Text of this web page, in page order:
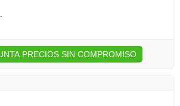
PRECIOS SIN COMPROMISO